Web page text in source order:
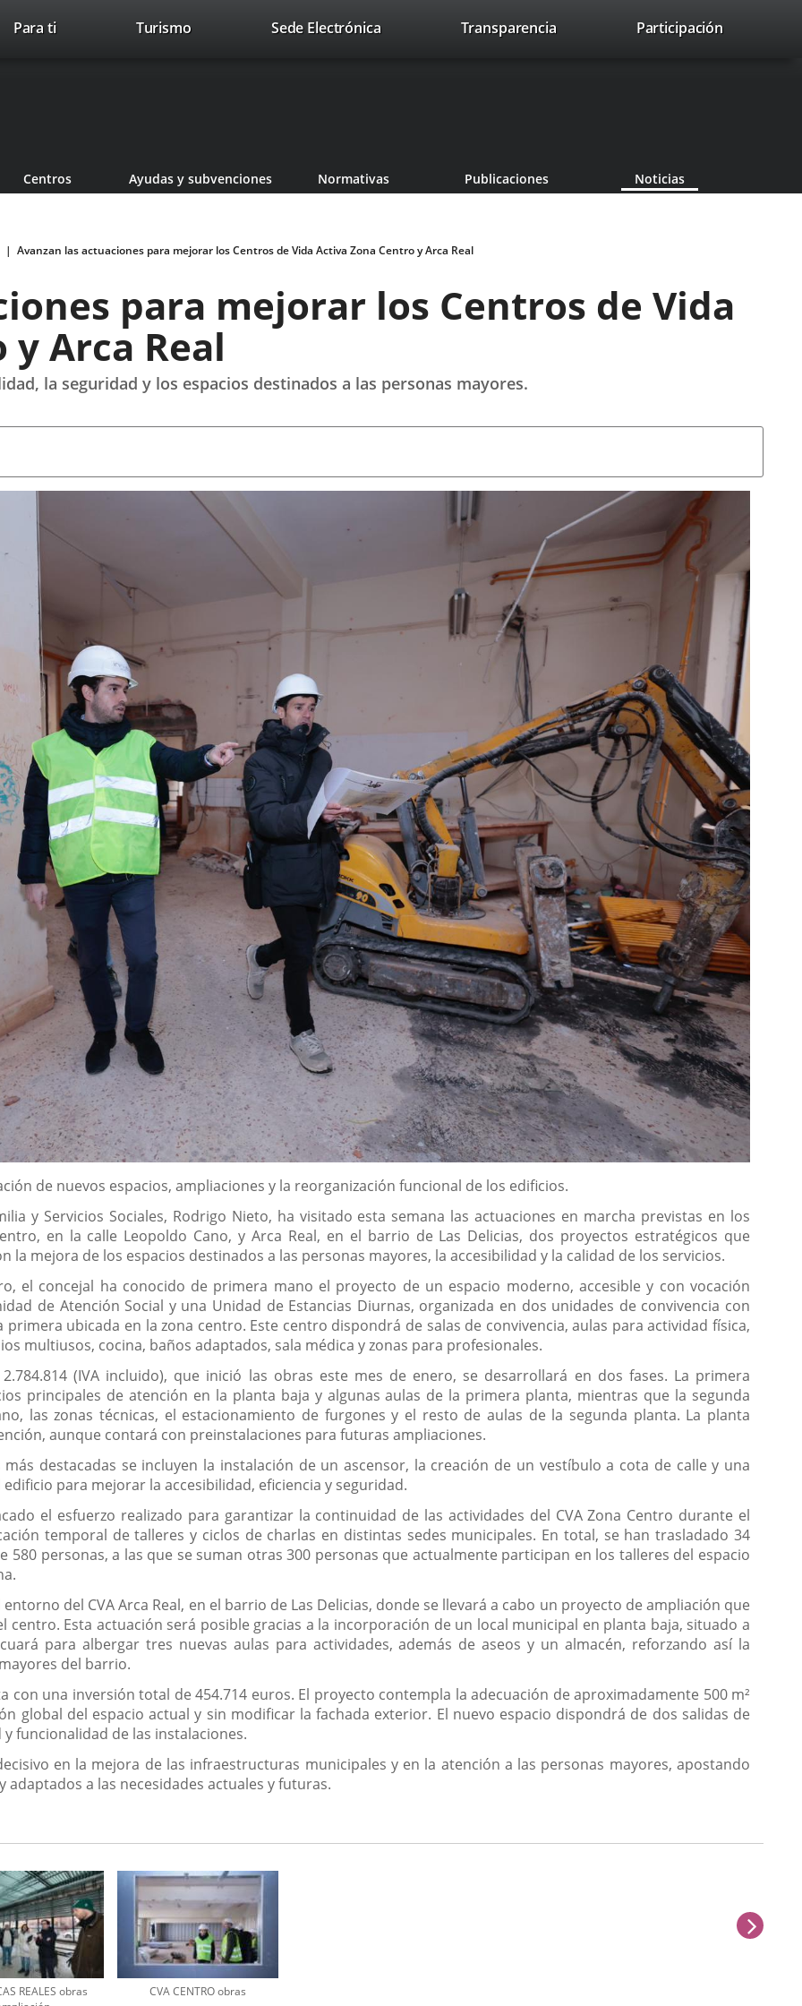
Trabaja con nosotros Contacto avaHeaderSocial
EnlaceEnlaceEnlaceRecherche
Para ti TurismoEste
Sede ElectrónicaEnlace
Transparencia Participación
Centros Ayudas y subvenciones Normativas Publicaciones Noticias
Avanzan las actuaciones para mejorar los Centros de Vida Activa Zona Centro y Arca Real
para mejorar los Centros de Vida
Arca Real
la seguridad y los espacios destinados a las personas mayores.
de nuevos espacios, ampliaciones y la reorganización funcional de los edificios.
y Servicios Sociales, Rodrigo Nieto, ha visitado esta semana las actuaciones en marcha previstas en los
en la calle Leopoldo Cano, y Arca Real, en el barrio de Las Delicias, dos proyectos estratégicos que
la mejora de los espacios destinados a las personas mayores, la accesibilidad y la calidad de los servicios.
el concejal ha conocido de primera mano el proyecto de un espacio moderno, accesible y con vocación
de Atención Social y una Unidad de Estancias Diurnas, organizada en dos unidades de convivencia con
ubicada en la zona centro. Este centro dispondrá de salas de convivencia, aulas para actividad física,
multiusos, cocina, baños adaptados, sala médica y zonas para profesionales.
(IVA incluido), que inició las obras este mes de enero, se desarrollará en dos fases. La primera
principales de atención en la planta baja y algunas aulas de la primera planta, mientras que la segunda
las zonas técnicas, el estacionamiento de furgones y el resto de aulas de la segunda planta. La planta
aunque contará con preinstalaciones para futuras ampliaciones.
destacadas se incluyen la instalación de un ascensor, la creación de un vestíbulo a cota de calle y una
para mejorar la accesibilidad, eficiencia y seguridad.
el esfuerzo realizado para garantizar la continuidad de las actividades del CVA Zona Centro durante el
temporal de talleres y ciclos de charlas en distintas sedes municipales. En total, se han trasladado 34
580 personas, a las que se suman otras 300 personas que actualmente participan en los talleres del espacio
del CVA Arca Real, en el barrio de Las Delicias, donde se llevará a cabo un proyecto de ampliación que
Esta actuación será posible gracias a la incorporación de un local municipal en planta baja, situado a
para albergar tres nuevas aulas para actividades, además de aseos y un almacén, reforzando así la
del barrio.
con una inversión total de 454.714 euros. El proyecto contempla la adecuación de aproximadamente 500 m²
global del espacio actual y sin modificar la fachada exterior. El nuevo espacio dispondrá de dos salidas de
funcionalidad de las instalaciones.
en la mejora de las infraestructuras municipales y en la atención a las personas mayores, apostando
adaptados a las necesidades actuales y futuras.
REALES obras
CVA CENTRO obras